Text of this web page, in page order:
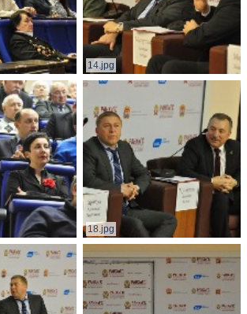
14.jpg
18.jpg